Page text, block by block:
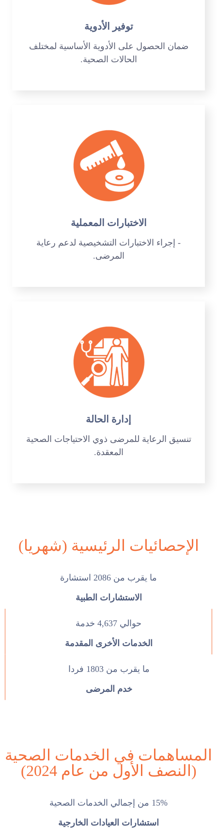
توفير الأدوية
ضمان الحصول على الأدوية الأساسية لمختلف
الحالات الصحية.
الاختبارات المعملية
- إجراء الاختبارات التشخيصية لدعم رعاية
المرضى.
إدارة الحالة
تنسيق الرعاية للمرضى ذوي الاحتياجات الصحية
المعقدة.
الإحصائيات الرئيسية (شهريا)
ما يقرب من 2086 استشارة
الاستشارات الطبية
حوالي 4,637 خدمة
الخدمات الأخرى المقدمة
ما يقرب من 1803 فردا
خدم المرضى
المساهمات في الخدمات الصحية
(النصف الأول من عام 2024)
15% من إجمالي الخدمات الصحية
استشارات العيادات الخارجية